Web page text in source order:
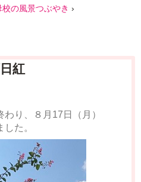
の風景つぶやき ›
紅
り、８月17日（月）
た。